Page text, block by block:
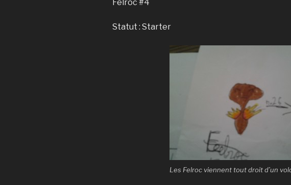
Felroc #4
Statut : Starter
Les Felroc viennent tout droit d’un